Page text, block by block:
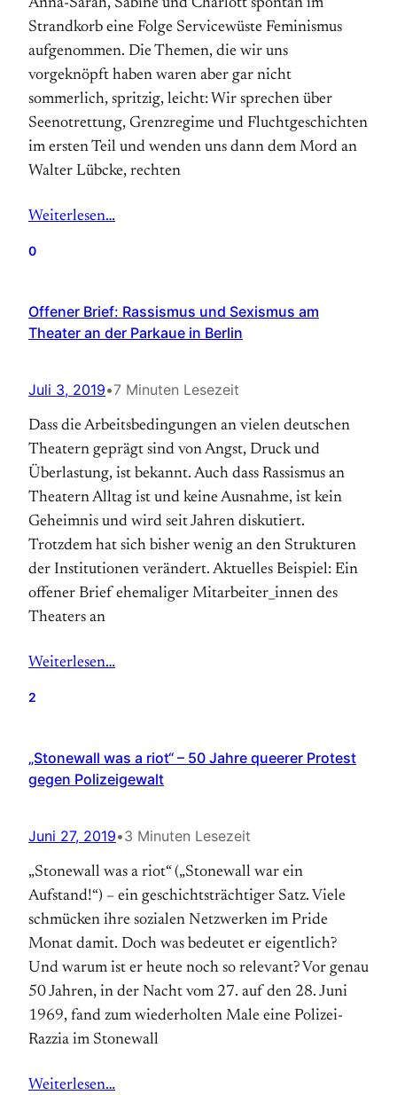
Anna-Sarah, Sabine und Charlott spontan im
Strandkorb eine Folge Servicewüste Feminismus
aufgenommen. Die Themen, die wir uns
vorgeknöpft haben waren aber gar nicht
sommerlich, spritzig, leicht: Wir sprechen über
Seenotrettung, Grenzregime und Fluchtgeschichten
im ersten Teil und wenden uns dann dem Mord an
Walter Lübcke, rechten
Weiterlesen…
0
Offener Brief: Rassismus und Sexismus am
Theater an der Parkaue in Berlin
Juli 3, 2019•7 Minuten Lesezeit
Dass die Arbeitsbedingungen an vielen deutschen
Theatern geprägt sind von Angst, Druck und
Überlastung, ist bekannt. Auch dass Rassismus an
Theatern Alltag ist und keine Ausnahme, ist kein
Geheimnis und wird seit Jahren diskutiert.
Trotzdem hat sich bisher wenig an den Strukturen
der Institutionen verändert. Aktuelles Beispiel: Ein
offener Brief ehemaliger Mitarbeiter_innen des
Theaters an
Weiterlesen…
2
„Stonewall was a riot“ – 50 Jahre queerer Protest
gegen Polizeigewalt
Juni 27, 2019•3 Minuten Lesezeit
„Stonewall was a riot“ („Stonewall war ein
Aufstand!“) – ein geschichtsträchtiger Satz. Viele
schmücken ihre sozialen Netzwerken im Pride
Monat damit. Doch was bedeutet er eigentlich?
Und warum ist er heute noch so relevant? Vor genau
50 Jahren, in der Nacht vom 27. auf den 28. Juni
1969, fand zum wiederholten Male eine Polizei-
Razzia im Stonewall
Weiterlesen…